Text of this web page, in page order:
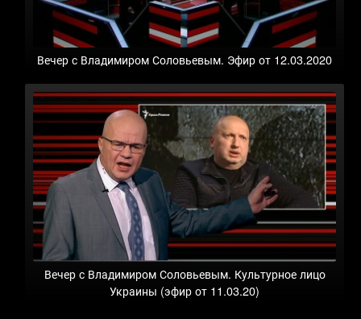
Вечер с Владимиром Соловьевым. Эфир от 12.03.2020
Вечер с Владимиром Соловьевым. Культурное лицо
Украины (эфир от 11.03.20)